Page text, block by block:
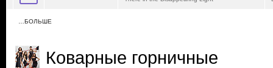
…БОЛЬШЕ
Коварные горничные